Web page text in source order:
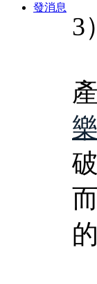
發消息
3